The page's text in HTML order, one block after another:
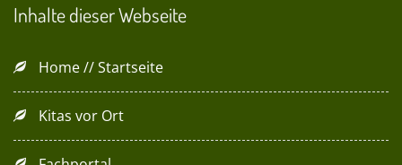
Inhalte dieser Webseite
Home // Startseite
Kitas vor Ort